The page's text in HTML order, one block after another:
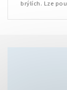
brýlích. Lze